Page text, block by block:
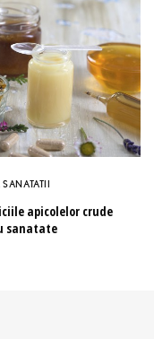
apicolelor crude
sanatate